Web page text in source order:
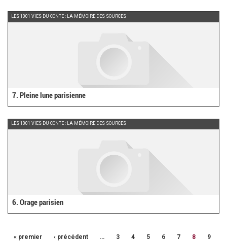
LES 1001 VIES DU CONTE : LA MÉMOIRE DES SOURCES
7. Pleine lune parisienne
LES 1001 VIES DU CONTE : LA MÉMOIRE DES SOURCES
6. Orage parisien
« premier ‹ précédent … 3 4 5 6 7 8 9